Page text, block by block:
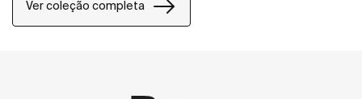
Ver coleção completa